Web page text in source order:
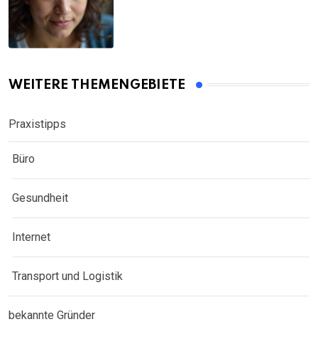
WEITERE THEMENGEBIETE
Praxistipps
Büro
Gesundheit
Internet
Transport und Logistik
bekannte Gründer